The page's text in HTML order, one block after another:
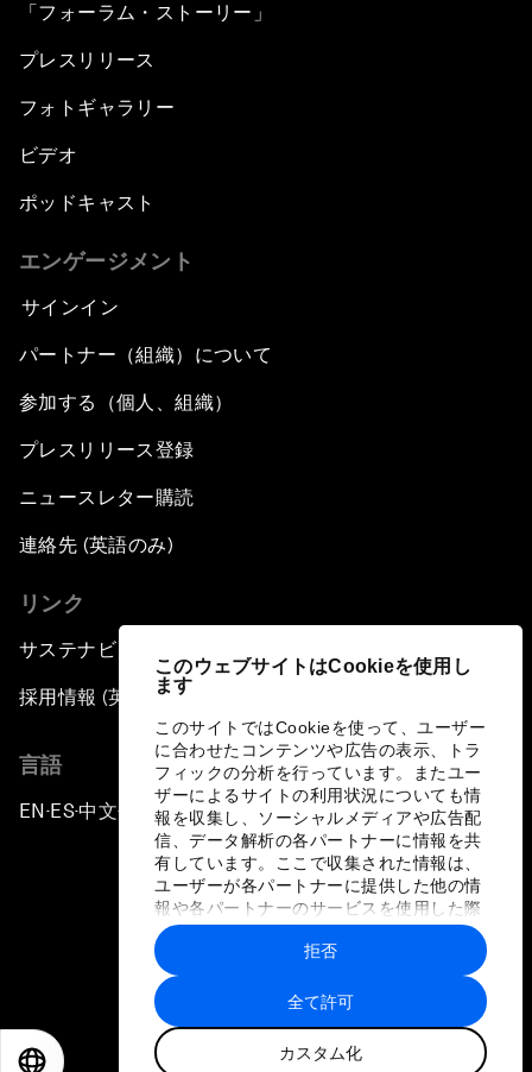
このウェブサイトはCookieを使用し
ます
このサイトではCookieを使って、ユーザー
に合わせたコンテンツや広告の表示、トラ
フィックの分析を行っています。またユー
ザーによるサイトの利用状況についても情
報を収集し、ソーシャルメディアや広告配
信、データ解析の各パートナーに情報を共
有しています。ここで収集された情報は、
ユーザーが各パートナーに提供した他の情
報や各パートナーのサービスを使用した際
に収集された情報と組み合わされ、各パー
トナーによって使用されることがありま
す。
全て許可
カスタム化
拒否
「フォーラム・ストーリー」
プレスリリース
フォトギャラリー
ビデオ
ポッドキャスト
エンゲージメント
サインイン
パートナー（組織）について
参加する（個人、組織）
プレスリリース登録
ニュースレター購読
連絡先 (英語のみ)
リンク
サステナビリティへの取り組み
採用情報 (英語のみ)
言語
EN ▪ ES▪中文▪ 日本語
プライバシーポリシーと利用規約
サイトマップ
©
世界経済フォーラム